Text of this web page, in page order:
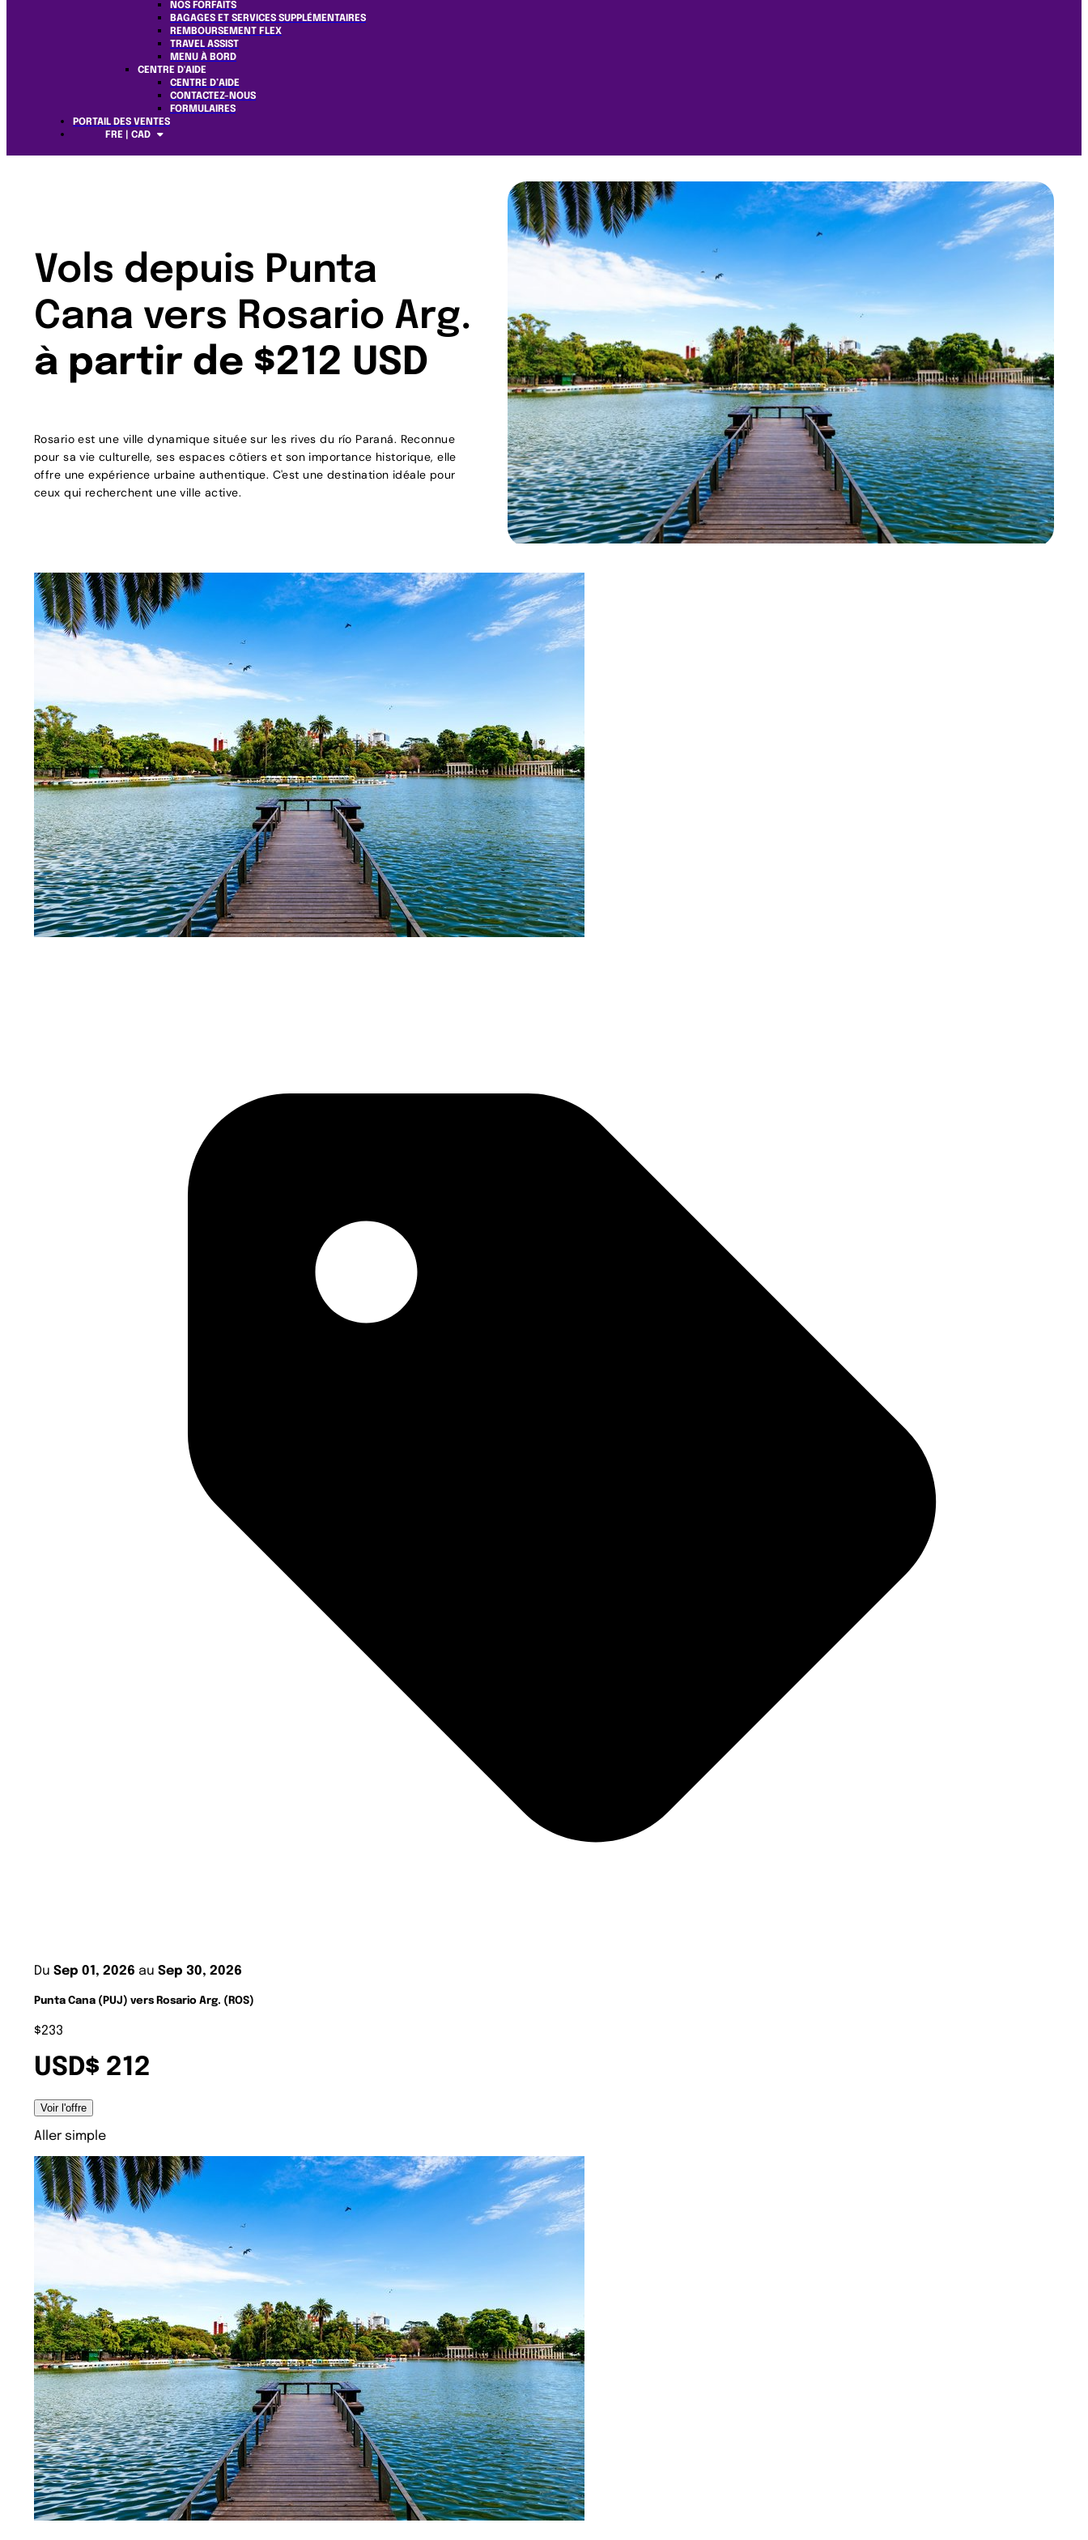
NOS FORFAITS
BAGAGES ET SERVICES SUPPLÉMENTAIRES
REMBOURSEMENT FLEX
TRAVEL ASSIST
MENU À BORD
CENTRE D'AIDE
CENTRE D’AIDE
CONTACTEZ-NOUS
FORMULAIRES
PORTAIL DES VENTES
FRE | CAD
Vols depuis Punta
Cana vers Rosario Arg.
à partir de $212 USD
Rosario est une ville dynamique située sur les rives du río Paraná. Reconnue
pour sa vie culturelle, ses espaces côtiers et son importance historique, elle
offre une expérience urbaine authentique. C'est une destination idéale pour
ceux qui recherchent une ville active.
Du Sep 01, 2026 au Sep 30, 2026
Punta Cana (PUJ) vers Rosario Arg. (ROS)
$233
USD$ 212
Voir l'offre
Aller simple